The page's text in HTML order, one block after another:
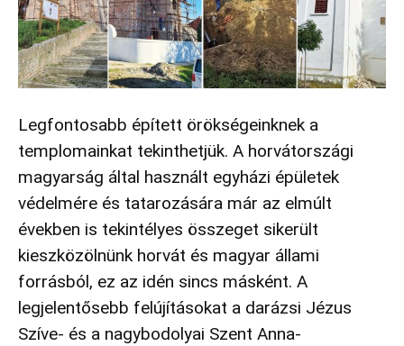
Legfontosabb épített örökségeinknek a
templomainkat tekinthetjük. A horvátországi
magyarság által használt egyházi épületek
védelmére és tatarozására már az elmúlt
években is tekintélyes összeget sikerült
kieszközölnünk horvát és magyar állami
forrásból, ez az idén sincs másként. A
legjelentősebb felújításokat a darázsi Jézus
Szíve- és a nagybodolyai Szent Anna-